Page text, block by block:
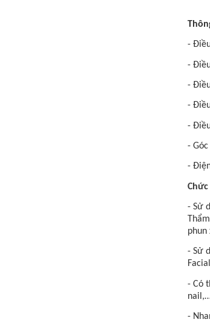
-
-
-
-
-
-
-
- Sử
- Sử
- Có
-